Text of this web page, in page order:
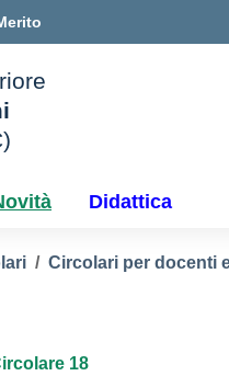
Didattica
Circolari per docenti
18